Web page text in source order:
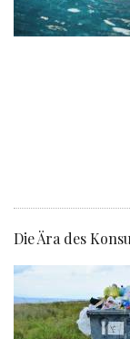
Die Ära des